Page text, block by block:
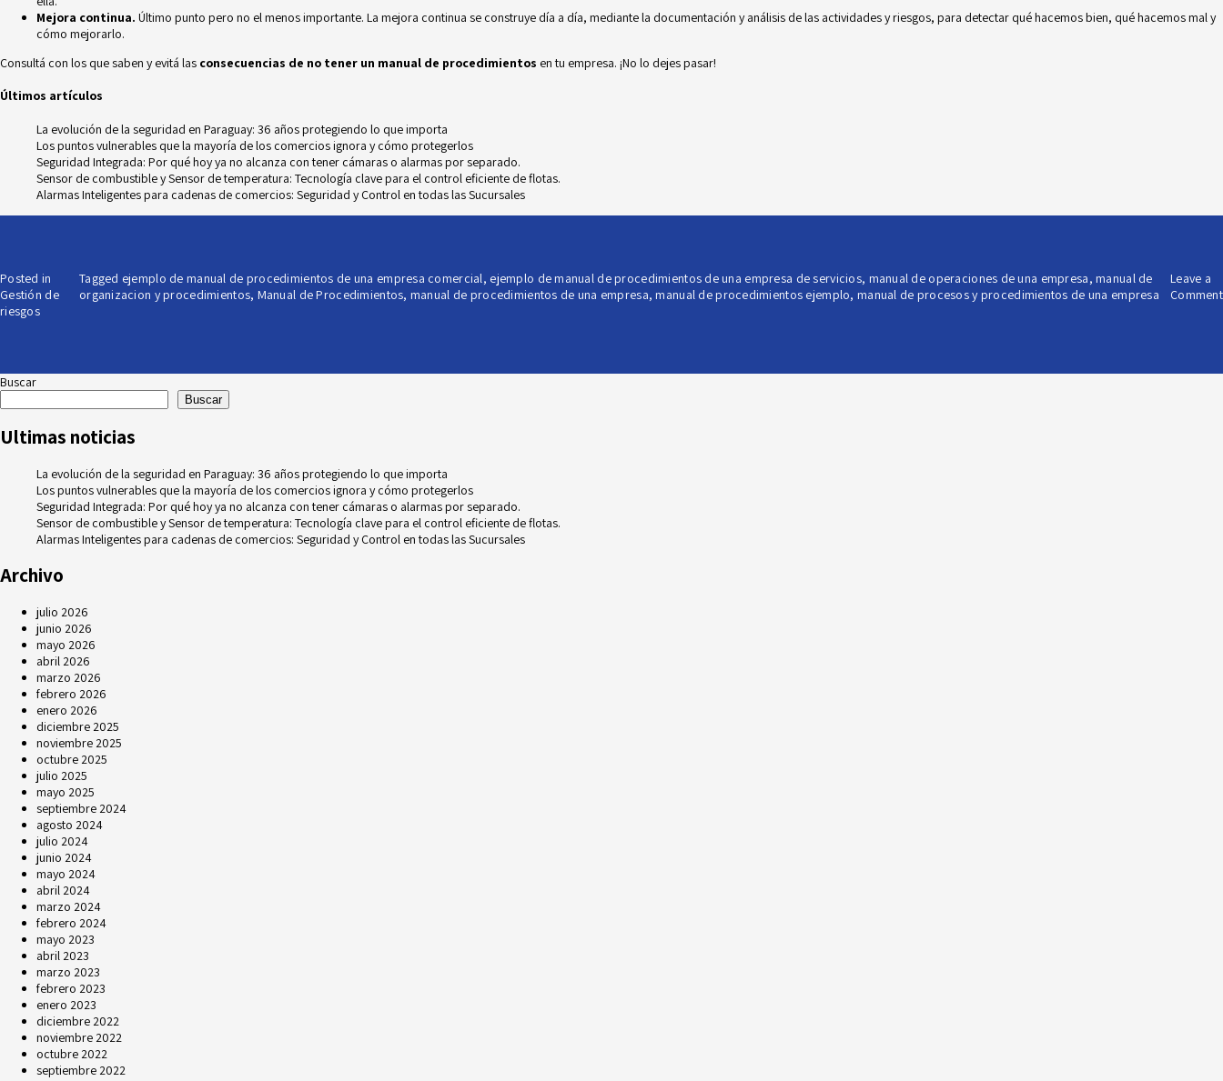
Mejora continua. Último punto pero no el menos importante. La mejora continua se construye día a día, mediante la documentación yanálisis de las actividades y riesgos, para detectar qué hacemos bien, qué hacemos mal y
cómo mejorarlo.
Consultá con los que saben y evitá las consecuencias de no tener un manual de procedimientos en tu empresa. ¡No lo dejes pasar!
Últimos artículos
La evolución de la seguridad en Paraguay: 36 años protegiendo lo que importa
Los puntos vulnerables que la mayoría de los comercios ignora y cómo protegerlos
Seguridad Integrada: Por qué hoy ya no alcanza con tener cámaras o alarmas por separado.
Sensor de combustible y Sensor de temperatura: Tecnología clave para el control eficiente de flotas.
Alarmas Inteligentes para cadenas de comercios: Seguridad y Control en todas las Sucursales
Posted in
Gestión de
riesgos
Tagged ejemplo de manual de procedimientos de una empresa comercial, ejemplo de manual de procedimientos de una empresa de servicios, manual de operaciones de una empresa,manual de
organizacion y procedimientos, Manual de Procedimientos, manual de procedimientos de una empresa,manual de procedimientos ejemplo, manual de procesos y procedimientos de una empresa
Leave a
Comment
Buscar
Buscar
Ultimas noticias
La evolución de la seguridad en Paraguay: 36 años protegiendo lo que importa
Los puntos vulnerables que la mayoría de los comercios ignora y cómo protegerlos
Seguridad Integrada: Por qué hoy ya no alcanza con tener cámaras o alarmas por separado.
Sensor de combustible y Sensor de temperatura: Tecnología clave para el control eficiente de flotas.
Alarmas Inteligentes para cadenas de comercios: Seguridad y Control en todas las Sucursales
Archivo
julio 2026
junio 2026
mayo 2026
abril 2026
marzo 2026
febrero 2026
enero 2026
diciembre 2025
noviembre 2025
octubre 2025
julio 2025
mayo 2025
septiembre 2024
agosto 2024
julio 2024
junio 2024
mayo 2024
abril 2024
marzo 2024
febrero 2024
mayo 2023
abril 2023
marzo 2023
febrero 2023
enero 2023
diciembre 2022
noviembre 2022
octubre 2022
septiembre 2022